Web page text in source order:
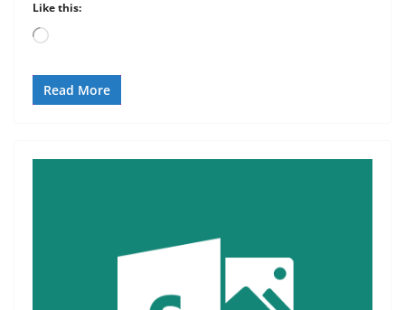
Like this:
Loading…
Read More